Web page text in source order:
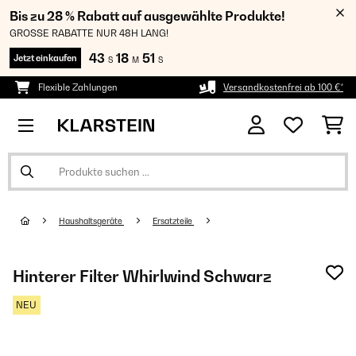
Bis zu 28 % Rabatt auf ausgewählte Produkte!
GROSSE RABATTE NUR 48H LANG!
Jetzt einkaufen 43 S 18 M 50 S
Flexible Zahlungen Versandkostenfrei ab 100 €*
Haushaltsgeräte Ersatzteile
Hinterer Filter Whirlwind Schwarz
NEU